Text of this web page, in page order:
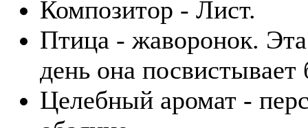
Композитор - Лист.
Птица - жаворонок.
день она посвистывает
Целебный аромат -